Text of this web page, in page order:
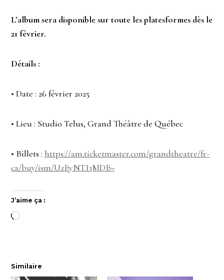
L’album sera disponible sur toute les platesformes dès le
21 février.
Détails :
• Date : 26 février 2025
• Lieu : Studio Telus, Grand Théâtre de Québec
• Billets :https://am.ticketmaster.com/grandtheatre/fr-
ca/buy/ism/UzEyNTI3MDE=
J’aime ça :
Chargement…
Similaire